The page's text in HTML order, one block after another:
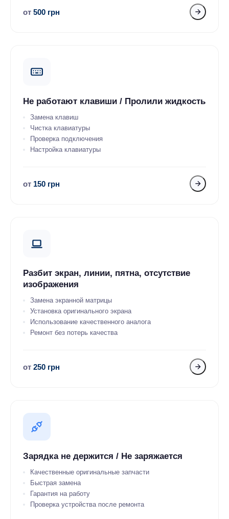
от 500 грн
Не работают клавиши / Пролили жидкость
Замена клавиш
Чистка клавиатуры
Проверка подключения
Настройка клавиатуры
от 150 грн
Разбит экран, линии, пятна, отсутствие
изображения
Замена экранной матрицы
Установка оригинального экрана
Использование качественного аналога
Ремонт без потерь качества
от 250 грн
Зарядка не держится / Не заряжается
Качественные оригинальные запчасти
Быстрая замена
Гарантия на работу
Проверка устройства после ремонта